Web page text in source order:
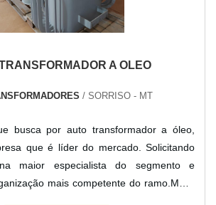
A OLEO
/ SORRISO - MT
busca por auto transformador a óleo,
que é líder do mercado. Solicitando
maior especialista do segmento e
mais competente do ramo.MAIS